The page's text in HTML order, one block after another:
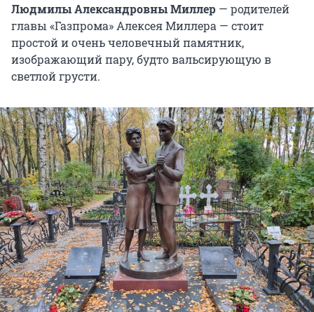
Людмилы Александровны Миллер — родителей
главы «Газпрома» Алексея Миллера — стоит
простой и очень человечный памятник,
изображающий пару, будто вальсирующую в
светлой грусти.